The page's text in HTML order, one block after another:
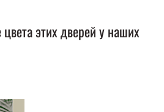
этих дверей у наших